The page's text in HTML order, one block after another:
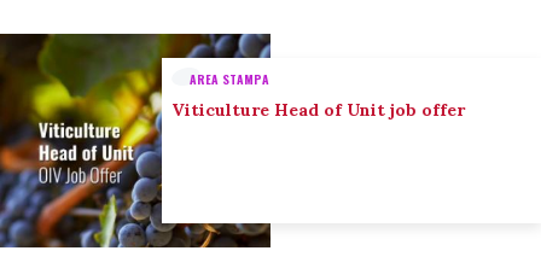
AREA STAMPA
Viticulture Head of Unit job offer